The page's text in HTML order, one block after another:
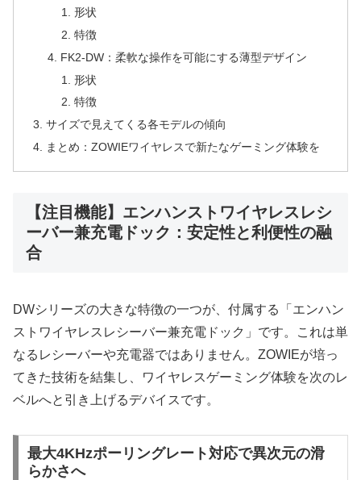
形状
特徴
FK2-DW：柔軟な操作を可能にする薄型デザイン
形状
特徴
サイズで見えてくる各モデルの傾向
まとめ：ZOWIEワイヤレスで新たなゲーミング体験を
【注目機能】エンハンストワイヤレスレシ
ーバー兼充電ドック：安定性と利便性の融
合
DWシリーズの大きな特徴の一つが、付属する「エンハン
ストワイヤレスレシーバー兼充電ドック」です。これは単
なるレシーバーや充電器ではありません。ZOWIEが培っ
てきた技術を結集し、ワイヤレスゲーミング体験を次のレ
ベルへと引き上げるデバイスです。
最大4KHzポーリングレート対応で異次元の滑
らかさへ